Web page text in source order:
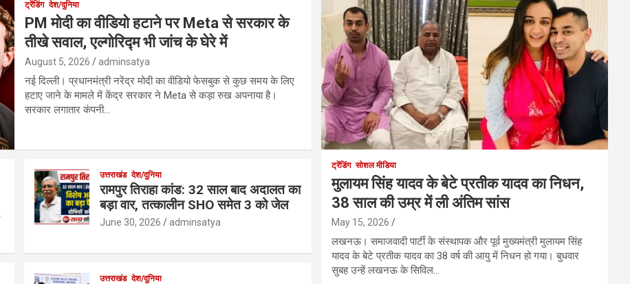
ट्रेंडिंग देश/दुनिया
PM मोदी का वीडियो हटाने पर Meta से सरकार के
तीखे सवाल, एल्गोरिद्म भी जांच के घेरे में
August 5, 2026 adminsatya
नई दिल्ली। प्रधानमंत्री नरेंद्र मोदी का वीडियो फेसबुक से कुछ समय के लिए
हटाए जाने के मामले में केंद्र सरकार ने Meta से कड़ा रुख अपनाया है।
सरकार लगातार कंपनी…
उत्तराखंड देश/दुनिया
रामपुर तिराहा कांड: 32 साल बाद अदालत का
बड़ा वार, तत्कालीन SHO समेत 3 को जेल
June 30, 2026 adminsatya
उत्तराखंड देश/दुनिया
ट्रेंडिंग सोशल मीडिया
मुलायम सिंह यादव के बेटे प्रतीक यादव का निधन,
38 साल की उम्र में ली अंतिम सांस
May 15, 2026
लखनऊ। समाजवादी पार्टी के संस्थापक और पूर्व मुख्यमंत्री मुलायम सिंह
यादव के बेटे प्रतीक यादव का 38 वर्ष की आयु में निधन हो गया। बुधवार
सुबह उन्हें लखनऊ के सिविल…